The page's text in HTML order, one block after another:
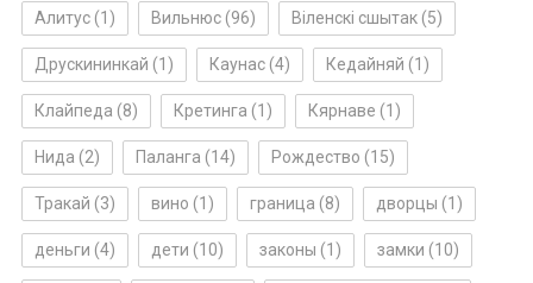
Алитус(1) Вильнюс(96) Віленскі сшытак(5)
Друскининкай (1) Каунас(4) Кедайняй (1)
Клайпеда (8) Кретинга (1) Кярнаве (1)
Нида (2) Паланга (14) Рождество (15)
Тракай (3) вино (1) граница (8) дворцы (1)
деньги (4) дети (10) законы (1) замки (10)